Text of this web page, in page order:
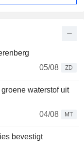
05/08
ZD
waterstof uit
04/08
MT
bevestigt